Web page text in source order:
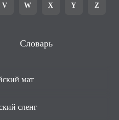
V W X Y Z
Словарь
мат
сленг